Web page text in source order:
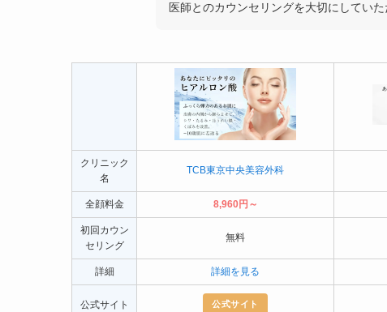
医師とのカウンセリングを大切にしていた
クリニック
名
TCB東京中央美容外科
全顔料金 8,960円～
初回カウン
セリング
無料
詳細 詳細を見る
公式サイト 公式サイト